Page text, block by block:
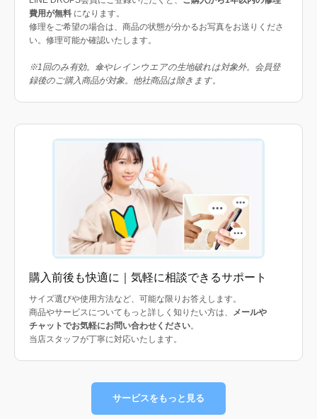
費用が無料 になります。
修理をご希望の場合は、商品の状態が分かるお写真をお送りくださ
い。修理可能か確認いたします。
※1回のみ有効。傘やレインウエアの生地破れは対象外。会員登
録後のご購入商品が対象。他社商品は除きます。
購入前後も快適に｜気軽に相談できるサポート
サイズ選びや使用方法など、可能な限りお答えします。
商品やサービスについてもっと詳しく知りたい方は、 メールや
チャットでお気軽にお問い合わせください。
当店スタッフが丁寧に対応いたします。
サービスをもっと見る